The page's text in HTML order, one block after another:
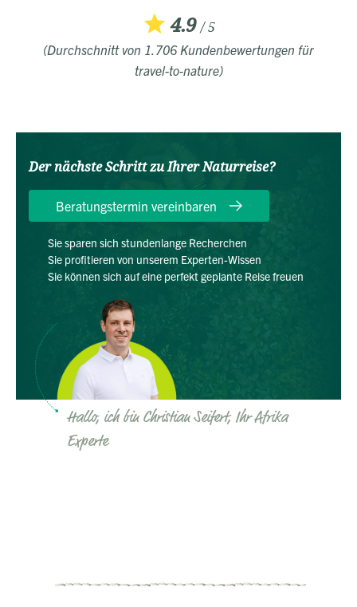
4.9/ 5
(Durchschnitt von 1.706 Kundenbewertungen für
travel-to-nature)
Der nächste Schritt zu Ihrer Naturreise?
Beratungstermin vereinbaren
Sie sparen sich stundenlange Recherchen
Sie profitieren von unserem Experten-Wissen
Sie können sich auf eine perfekt geplante Reise freuen
Hallo, ich bin Christian Seifert, Ihr Afrika
Experte